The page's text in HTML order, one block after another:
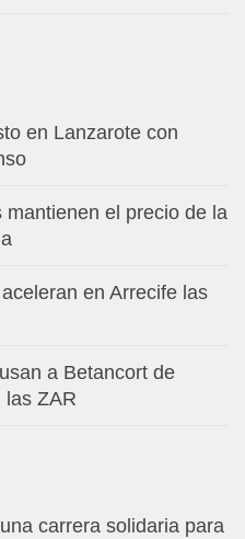
en Lanzarote con
el precio de la
en Arrecife las
a Betancort de
las ZAR
carrera solidaria para